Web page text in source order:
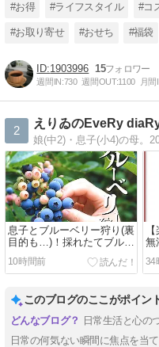
#お得 #ライフスタイル #コ
#お取り寄せ #おせち #福袋
1903996 15
週間IN:730 週間OUT:1100 月間
2
えりゐのEveRy
息子とブルーベリー狩り(裏
目的も…)！採れたてブルー
ベリーで贅沢スムージー
10時間前
無
ル
34
このブログのここがポイン
日常生活と心の
日常の何気ない瞬間に焦点を当